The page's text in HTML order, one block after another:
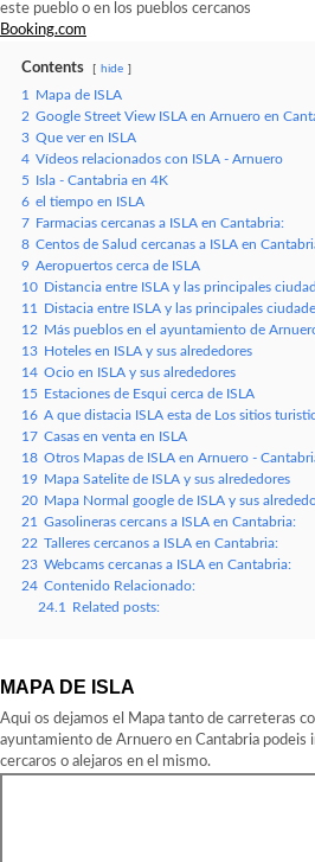
este pueblo o en los pueblos cercanos
Booking.com
Contents hide
1
Mapa de ISLA
2 Google Street View ISLA en Arnuero en
3 Que ver en ISLA
4 Vídeos relacionados con ISLA - Arnuero
5
Isla - Cantabria en 4K
6 el tiempo en ISLA
7
Farmacias cercanas a ISLA en Cantabria:
8 Centos de Salud cercanas a ISLA en
9 Aeropuertos cerca de ISLA
10
Distancia entre ISLA y las principales
11
Distacia entre ISLA y las principales
12
Más pueblos en el ayuntamiento de
13
Hoteles en ISLA y sus alrededores
14 Ocio en ISLA y sus alrededores
15
Estaciones de Esqui cerca de ISLA
16 A que distacia ISLA esta de Los sitios
17 Casas en venta en ISLA
18 Otros Mapas de ISLA en Arnuero -
19
Mapa Satelite de ISLA y sus alrededores
20
Mapa Normal google de ISLA y sus
21
Gasolineras cercans a ISLA en Cantabria:
22 Talleres cercanos a ISLA en Cantabria:
23 Webcams cercanas a ISLA en Cantabria:
24 Contenido Relacionado:
24.1
Related posts:
MAPA DE ISLA
Aqui os dejamos el Mapa tanto de carreteras
ayuntamiento de Arnuero en Cantabria podeis
cercaros o alejaros en el mismo.